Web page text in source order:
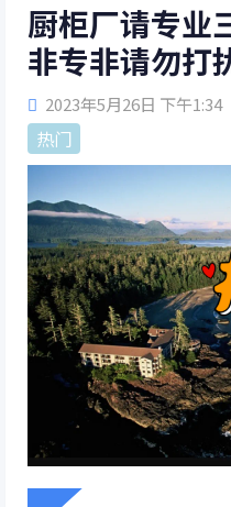
厨柜厂请专业
非专非请勿打
2023年5月26日 下午1:34
热门